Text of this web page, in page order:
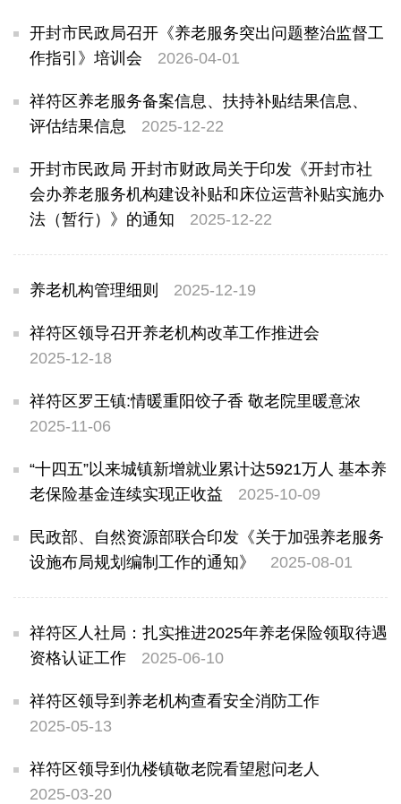
开封市民政局召开《养老服务突出问题整治监督工
作指引》培训会
2026-04-01
祥符区养老服务备案信息、扶持补贴结果信息、
评估结果信息
2025-12-22
开封市民政局 开封市财政局关于印发《开封市社
会办养老服务机构建设补贴和床位运营补贴实施办
法（暂行）》的通知
2025-12-22
养老机构管理细则 2025-12-19
祥符区领导召开养老机构改革工作推进会
2025-12-18
祥符区罗王镇:情暖重阳饺子香 敬老院里暖意浓
2025-11-06
“十四五”以来城镇新增就业累计达5921万人 基本养
老保险基金连续实现正收益
2025-10-09
民政部、自然资源部联合印发《关于加强养老服务
设施布局规划编制工作的通知》
2025-08-01
祥符区人社局：扎实推进2025年养老保险领取待遇
资格认证工作
2025-06-10
祥符区领导到养老机构查看安全消防工作
2025-05-13
祥符区领导到仇楼镇敬老院看望慰问老人
2025-03-20